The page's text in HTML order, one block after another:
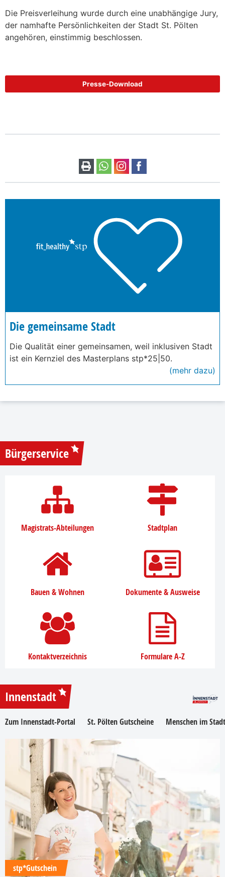
Die Preisverleihung wurde durch eine unabhängige Jury,
der namhafte Persönlichkeiten der Stadt St. Pölten
angehören, einstimmig beschlossen.
Presse-Download
Die gemeinsame Stadt
Die Qualität einer gemeinsamen, weil inklusiven Stadt
ist ein Kernziel des Masterplans stp*25|50.
(mehr dazu)
Bürgerservice
Magistrats-Abteilungen Stadtplan
Bauen & Wohnen Dokumente & Ausweise
Kontaktverzeichnis Formulare A-Z
Innenstadt
Zum Innenstadt-Portal St. Pölten Gutscheine Menschen im
stp*Gutschein